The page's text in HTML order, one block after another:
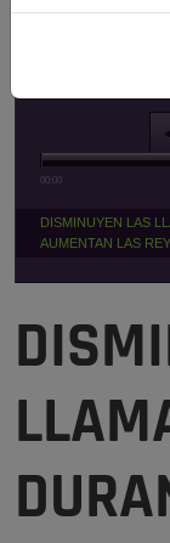
Escucha el
00:00
DISMINUYEN LAS
AUMENTAN LAS